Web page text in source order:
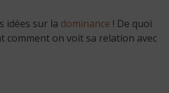
idées sur la dominance ! De quoi
comment on voit sa relation avec